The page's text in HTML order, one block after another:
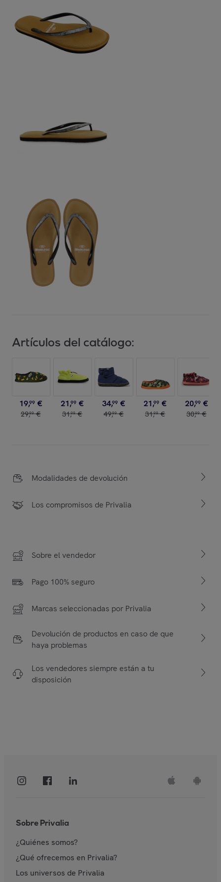
Artículos del catálogo:
19,99 €
29,99 €
21,99 €
31,99 €
34,99 €
49,99 €
21,99 €
31,99 €
20,99 €
30,99 €
Modalidades de devolución
Los compromisos de Privalia
Sobre el vendedor
Pago 100% seguro
Marcas seleccionadas por Privalia
Devolución de productos en caso de que
haya problemas
Los vendedores siempre están a tu
disposición
Sobre Privalia
¿Quiénes somos?
¿Qué ofrecemos en Privalia?
Los universos de Privalia